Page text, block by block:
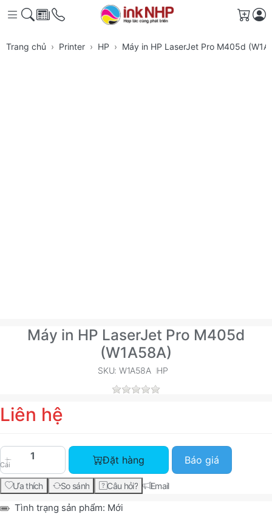
Giỏ
Trang chủ Printer HP Máy in HP LaserJet Pro M405d
Máy in HP LaserJet Pro M405d
(W1A58A)
SKU: W1A58A HP
Liên hệ
Cái
Máy in HP LaserJet Pro M405d (W1A58A) với
Đặt hàng Báo giá
Ưa thích So sánh Câu hỏi? Email
Tình trạng sản phẩm: Mới